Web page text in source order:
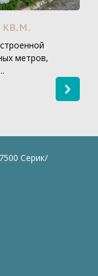
метров,
Серик/